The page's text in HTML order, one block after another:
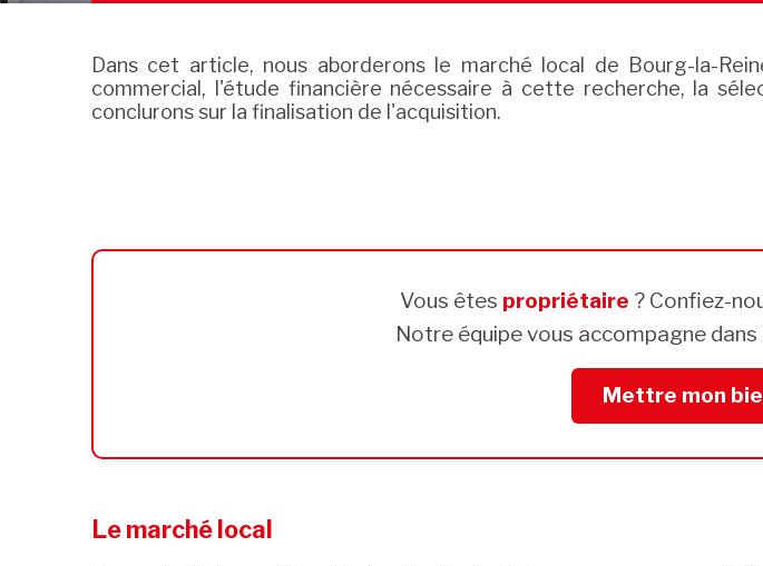
Dans cet article, nous aborderons le marché local de Bourg-la-
commercial, l'étude financière nécessaire à cette recherche, la
conclurons sur la finalisation de l'acquisition.
Vous êtes propriétaire ? Confiez-
Notre équipe vous accompagne
Mettre mon
Le marché local